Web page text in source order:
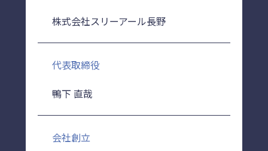
株式会社スリーアール長野
代表取締役
鴨下 直哉
会社創立